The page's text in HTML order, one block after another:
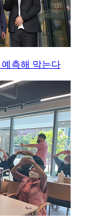
측해 막는다